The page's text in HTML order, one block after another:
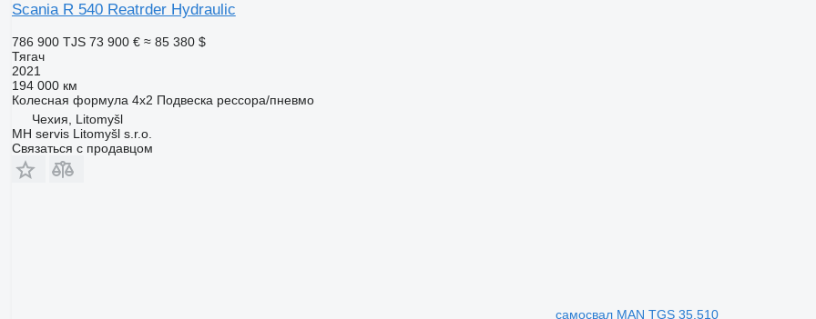
Scania R 540 Reatrder Hydraulic
786 900 TJS 73 900 € ≈ 85 380 $
Тягач
2021
194 000 км
Колесная формула 4x2 Подвеска рессора/пневмо
Чехия, Litomyšl
MH servis Litomyšl s.r.o.
Связаться с продавцом
самосвал MAN TGS 35.510